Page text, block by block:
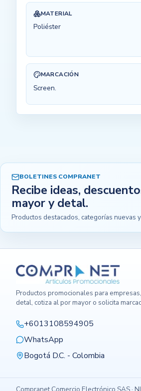
MATERIAL
Poliéster
MARCACIÓN
Screen.
BOLETINES COMPRANET
Recibe ideas,
mayor y detal.
Productos destacados, categorías
Productos promocionales para
detal, cotiza al por mayor o solicita
+6013108594905
WhatsApp
Bogotá D.C. - Colombia